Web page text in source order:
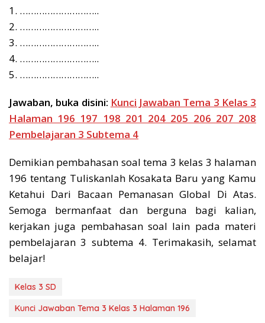
1. ………………………..
2. ………………………..
3. ………………………..
4. ………………………..
5. ………………………..
Jawaban, buka disini: Kunci Jawaban Tema 3 Kelas 3
Halaman 196 197 198 201 204 205 206 207 208
Pembelajaran 3 Subtema 4
Demikian pembahasan soal tema 3 kelas 3 halaman
196 tentang Tuliskanlah Kosakata Baru yang Kamu
Ketahui Dari Bacaan Pemanasan Global Di Atas.
Semoga bermanfaat dan berguna bagi kalian,
kerjakan juga pembahasan soal lain pada materi
pembelajaran 3 subtema 4. Terimakasih, selamat
belajar!
Kelas 3 SD
Kunci Jawaban Tema 3 Kelas 3 Halaman 196